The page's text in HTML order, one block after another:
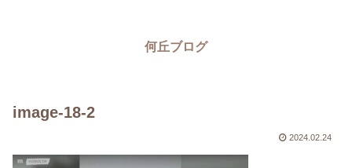
何丘ブログ
image-18-2
2024.02.24